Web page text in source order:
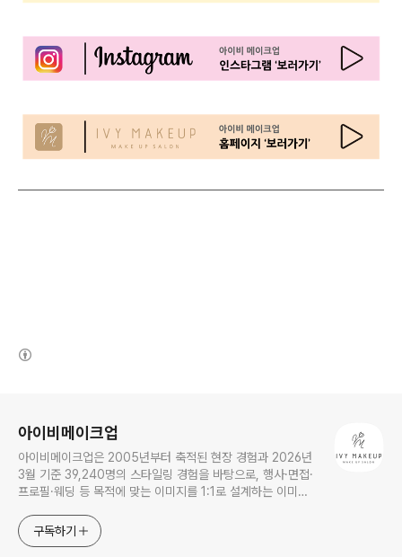
아이비메이크업
아이비메이크업은 2005년부터 축적된 현장 경험과 2026년
3월 기준 39,240명의 스타일링 경험을 바탕으로, 행사·면접·
프로필·웨딩 등 목적에 맞는 이미지를 1:1로 설계하는 이미지
구독하기